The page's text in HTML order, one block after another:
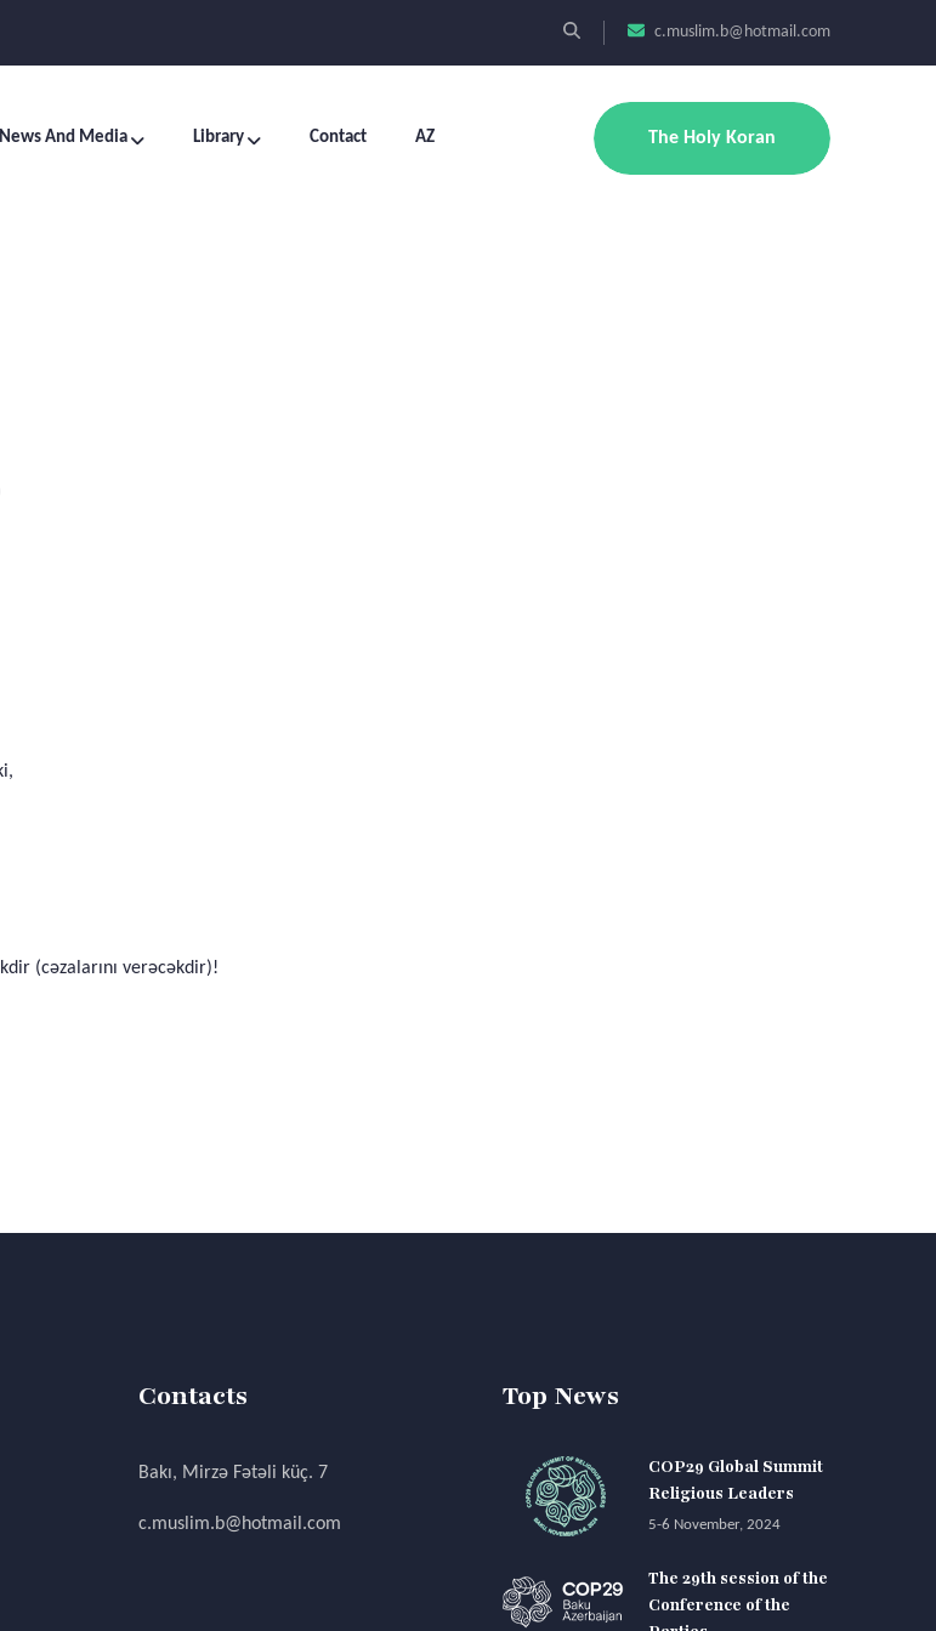
c.muslim.b@hotmail.com
News And Media Library Contact AZ The Holy Koran
(cəzalarını verəcəkdir)!
Contacts
Bakı, Mirzə Fətəli küç. 7
c.muslim.b@hotmail.com
Top News
COP29 Global Summit
Religious Leaders
5-6 November, 2024
The 29th session of the
Conference of the